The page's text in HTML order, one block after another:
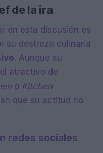
de la ira
en esta discusión es
su destreza culinaria
. Aunque su
atractivo de
o Kitchen
que su actitud no
redes sociales